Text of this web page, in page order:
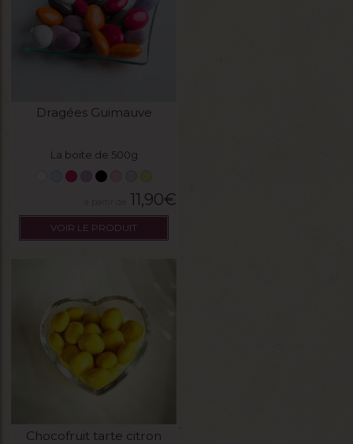
Dragées Guimauve
La boite de 500g
11,90€
VOIR LE PRODUIT
Chocofruit tarte citron